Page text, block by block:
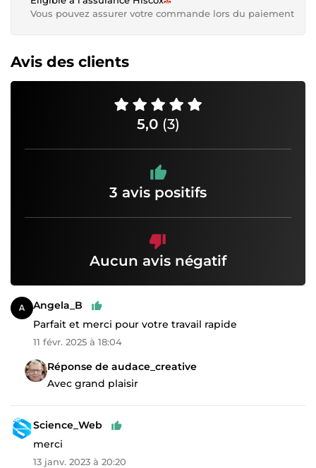
Vous pouvez assurer votre commande lors du paiement
Avis des clients
5,0 (3)
3 avis positifs
Aucun avis négatif
Angela_B
Parfait et merci pour votre travail rapide
11 févr. 2025 à 18:04
Réponse de audace_creative
Avec grand plaisir
Science_Web
merci
13 janv. 2023 à 20:20